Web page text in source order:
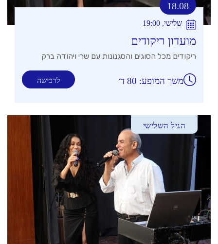
18.08
שלישי, 19:00
מועדון ריקודים
ריקודים מכל הסוגים והסגנונות עם שרי ויהודה ברק
לרכישה משך המופע: 80 ד׳
הגיל השלישי